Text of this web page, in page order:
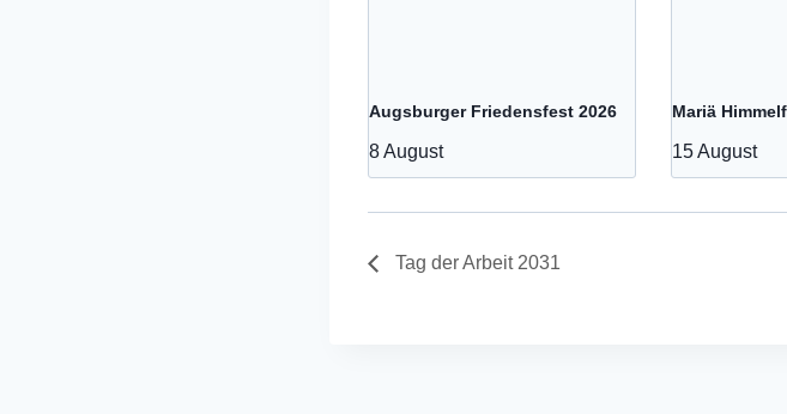
Augsburger Friedensfest 2026
8 August
Mariä
15 August
Tag der Arbeit 2031